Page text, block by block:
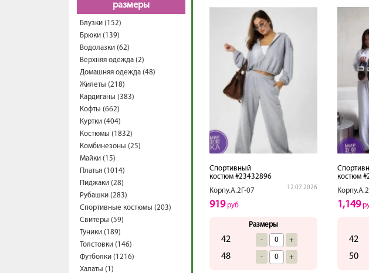
размеры
Блузки (152)
Брюки (139)
Водолазки (62)
Верхняя одежда (2)
Домашняя одежда (48)
Жилеты (218)
Кардиганы (383)
Кофты (662)
Куртки (404)
Костюмы (1832)
Комбинезоны (25)
Майки (15)
Платья (1014)
Пиджаки (28)
Рубашки (283)
Спортивные костюмы (203)
Свитеры (59)
Туники (189)
Толстовки (146)
Футболки (1216)
Халаты (1)
Спортивный
костюм #23432896
Корпу.А.2Г-07
12.07.2026
919руб
Размеры
42 - +
48 - +
костюм
1,149
42
50